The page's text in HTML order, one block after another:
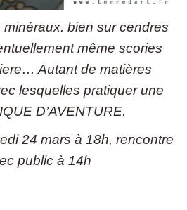
bien sur cendres
même scories
Autant de matières
lesquelles pratiquer une
D’AVENTURE.
24 mars à 18h, rencontre
public à 14h